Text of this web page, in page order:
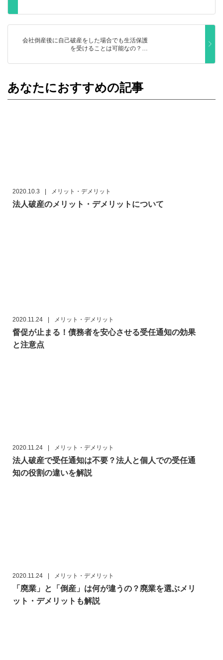
会社倒産後に自己破産をした場合でも生活保護
を受けることは可能なの？…
あなたにおすすめの記事
2020.10.3 メリット・デメリット
法人破産のメリット・デメリットについて
2020.11.24 メリット・デメリット
督促が止まる！債務者を安心させる受任通知の効果
と注意点
2020.11.24 メリット・デメリット
法人破産で受任通知は不要？法人と個人での受任通
知の役割の違いを解説
2020.11.24 メリット・デメリット
「廃業」と「倒産」は何が違うの？廃業を選ぶメリ
ット・デメリットも解説